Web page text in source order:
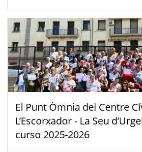
El Punt Òmnia del Centre
L’Escorxador - La Seu
curso 2025-2026